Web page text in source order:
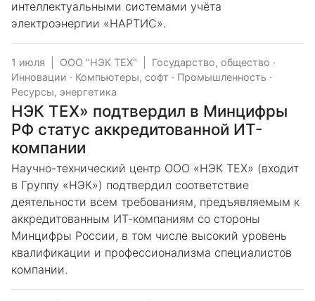
интеллектуальными системами учёта
электроэнергии «НАРТИС».
1 июля ООО "НЭК ТЕХ" Государство, общество ·
Инновации · Компьютеры, софт · Промышленность ·
Ресурсы, энергетика
НЭК ТЕХ» подтвердил в Минцифры
РФ статус аккредитованной ИТ-
компании
Научно-технический центр ООО «НЭК ТЕХ» (входит
в Группу «НЭК») подтвердил соответствие
деятельности всем требованиям, предъявляемым к
аккредитованным ИТ-компаниям со стороны
Минцифры России, в том числе высокий уровень
квалификации и профессионализма специалистов
компании.